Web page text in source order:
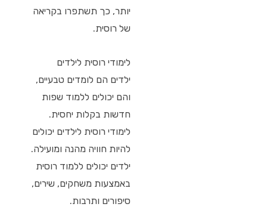
יותר, כך תשתפרו בקריאה
של רוסית.
לימודי רוסית לילדים
ילדים הם לומדים טבעיים,
והם יכולים ללמוד שפות
חדשות בקלות יחסית.
לימודי רוסית לילדים יכולים
להיות חוויה מהנה ומועילה.
ילדים יכולים ללמוד רוסית
באמצעות משחקים, שירים,
סיפורים ותרבות.